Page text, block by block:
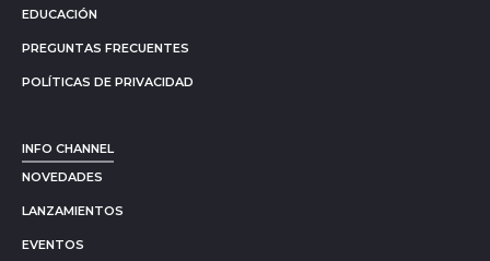
EDUCACIÓN
PREGUNTAS FRECUENTES
POLÍTICAS DE PRIVACIDAD
INFO CHANNEL
NOVEDADES
LANZAMIENTOS
EVENTOS